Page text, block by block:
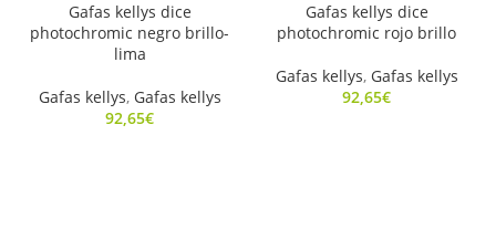
Gafas kellys dice
photochromic negro brillo-
lima
Gafas kellys, Gafas kellys
92,65€
Gafas kellys dice
photochromic rojo brillo
Gafas kellys, Gafas kellys
92,65€